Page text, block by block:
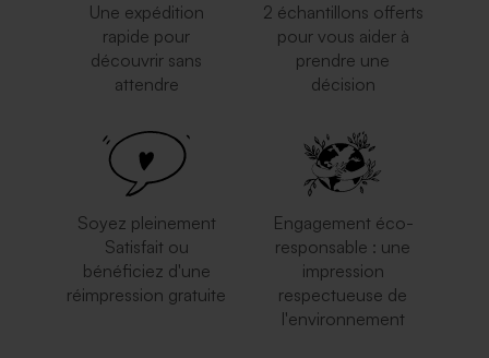
Une expédition
rapide pour
découvrir sans
attendre
2 échantillons offerts
pour vous aider à
prendre une
décision
Soyez pleinement
Satisfait ou
bénéficiez d'une
réimpression gratuite
Engagement éco-
responsable : une
impression
respectueuse de
l'environnement